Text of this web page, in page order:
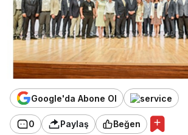
Google'da Abone Ol
0 Paylaş Beğen